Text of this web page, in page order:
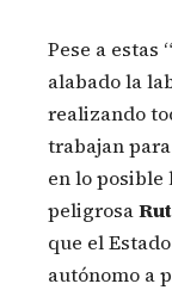
Pese a estas “
alabado la
realizando
trabajan
en lo posible
peligrosa
que el
autónomo a